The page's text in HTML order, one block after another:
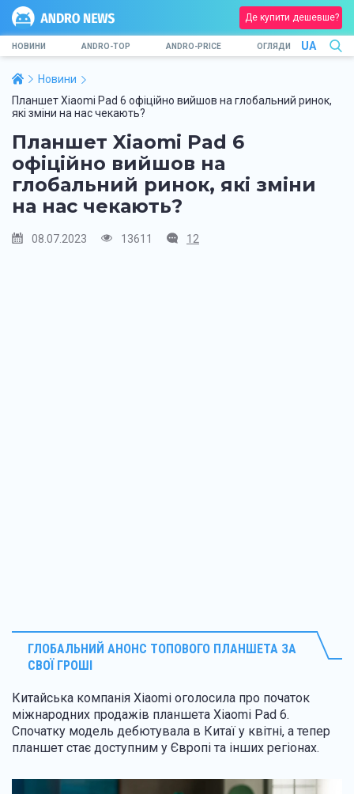
Де купити дешевше?
НОВИНИ ANDRO-TOP ANDRO-PRICE ОГЛЯДИ UA
Новини
Планшет Xiaomi Pad 6 офіційно вийшов на глобальний ринок,
які зміни на нас чекають?
Планшет Xiaomi Pad 6
офіційно вийшов на
глобальний ринок, які зміни
на нас чекають?
08.07.2023 13611 12
ГЛОБАЛЬНИЙ АНОНС ТОПОВОГО ПЛАНШЕТА ЗА
СВОЇ ГРОШІ
Китайська компанія Xiaomi оголосила про початок
міжнародних продажів планшета Xiaomi Pad 6.
Спочатку модель дебютувала в Китаї у квітні, а тепер
планшет стає доступним у Європі та інших регіонах.